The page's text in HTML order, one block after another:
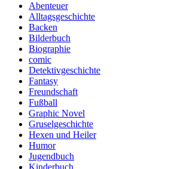
Abenteuer
Alltagsgeschichte
Backen
Bilderbuch
Biographie
comic
Detektivgeschichte
Fantasy
Freundschaft
Fußball
Graphic Novel
Gruselgeschichte
Hexen und Heiler
Humor
Jugendbuch
Kinderbuch